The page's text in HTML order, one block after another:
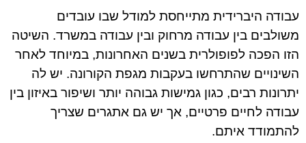
עבודה היברידית מתייחסת למודל שבו עובדים
משולבים בין עבודה מרחוק ובין עבודה במשרד. השיטה
הזו הפכה לפופולרית בשנים האחרונות, במיוחד לאחר
השינויים שהתרחשו בעקבות מגפת הקורונה. יש לה
יתרונות רבים, כגון גמישות גבוהה יותר ושיפור באיזון בין
עבודה לחיים פרטיים, אך יש גם אתגרים שצריך
להתמודד איתם.